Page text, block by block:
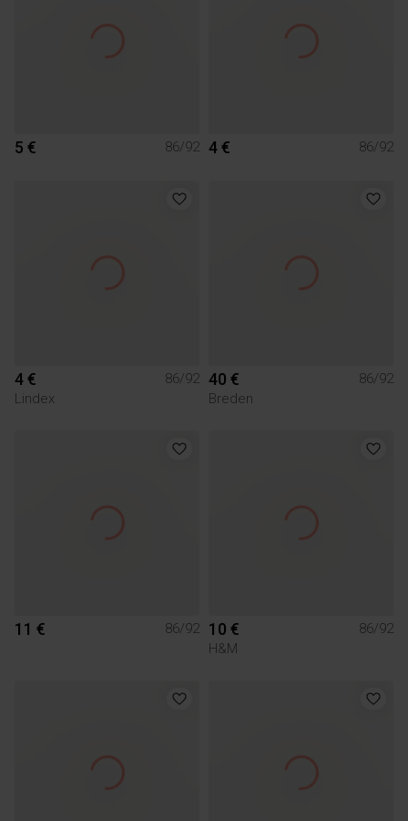
5 € 86/92 4 € 86/92
4 €
86/92
Lindex
40 €
86/92
Breden
11 € 86/92 10 €
86/92
H&M